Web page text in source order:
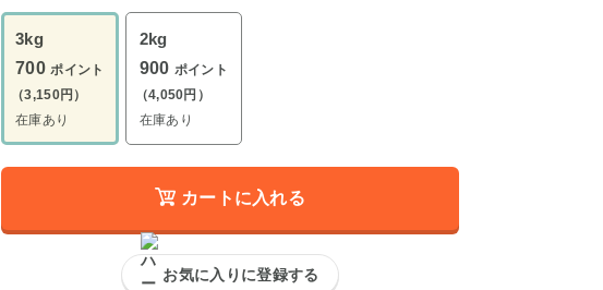
3kg
700 ポイント
（3,150円）
在庫あり
2kg
900 ポイント
（4,050円）
在庫あり
カートに入れる
お気に入りに登録する